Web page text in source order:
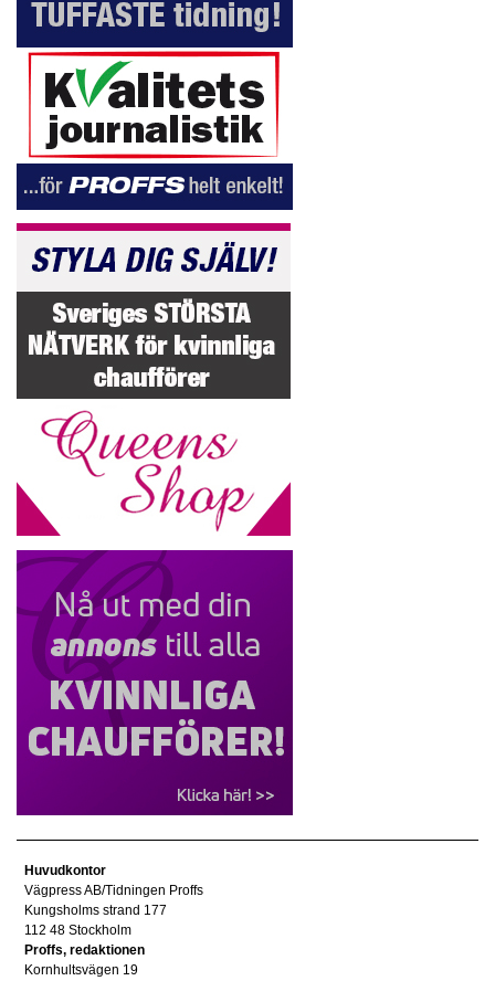
Huvudkontor
Vägpress AB/Tidningen Proffs
Kungsholms strand 177
112 48 Stockholm
Proffs, redaktionen
Kornhultsvägen 19